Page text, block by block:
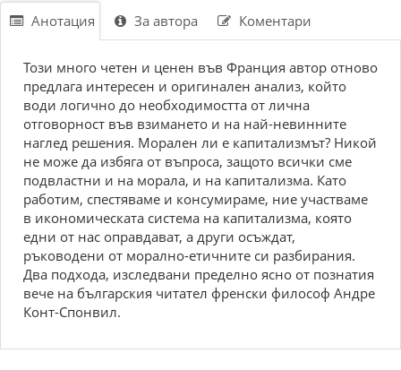
Анотация За автора Коментари
Този много четен и ценен във Франция автор отново
предлага интересен и оригинален анализ, който
води логично до необходимостта от лична
отговорност във взимането и на най-невинните
наглед решения. Морален ли е капитализмът? Никой
не може да избяга от въпроса, защото всички сме
подвластни и на морала, и на капитализма. Като
работим, спестяваме и консумираме, ние участваме
в икономическата система на капитализма, която
едни от нас оправдават, а други осъждат,
ръководени от морално-етичните си разбирания.
Два подхода, изследвани пределно ясно от познатия
вече на българския читател френски философ Андре
Конт-Спонвил.